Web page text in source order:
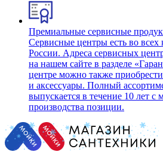
Премиальные сервисные
Сервисные центры есть во всех
России. Адреса сервисных
на нашем сайте в разделе
центре можно также
и аксессуары. Полный
выпускается в течение 10 лет с
производства позиции.